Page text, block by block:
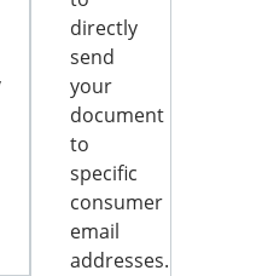
directly
send
your
document
to
specific
consumer
email
addresses.